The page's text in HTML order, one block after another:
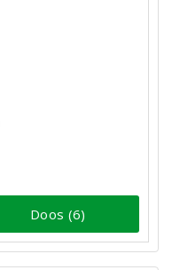
Doos (6)